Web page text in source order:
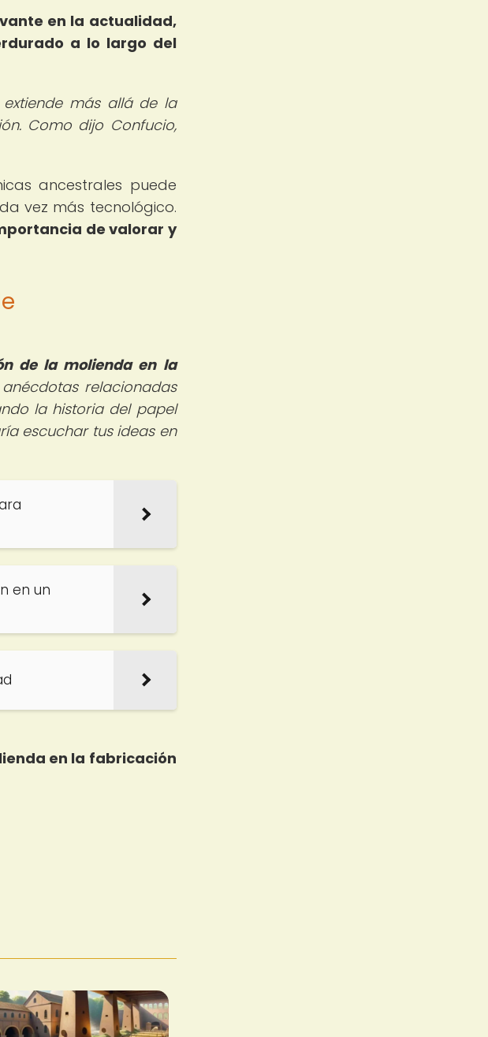
en la actualidad,
a lo largo del
más allá de la
Como dijo Confucio,
ancestrales puede
vez más tecnológico.
de valorar y
de la molienda en la
relacionadas
la historia del papel
escuchar tus ideas en
en un
en la fabricación